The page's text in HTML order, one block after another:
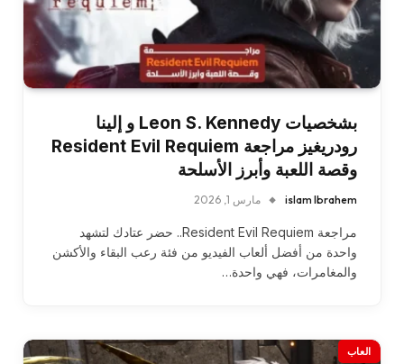
بشخصيات Leon S. Kennedy و إلينا
رودريغيز مراجعة Resident Evil Requiem
وقصة اللعبة وأبرز الأسلحة
islam Ibrahem مارس 1, 2026
مراجعة Resident Evil Requiem.. حضر عتادك لتشهد
واحدة من أفضل ألعاب الفيديو من فئة رعب البقاء والأكشن
والمغامرات، فهي واحدة…
العاب